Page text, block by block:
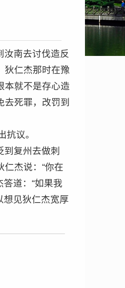
南去讨伐造反
狄仁杰那时在豫
本就不是存心造
死罪，改罚到
议。
复州去做刺
杰说：“你在
道：“如果我
想见狄仁杰宽厚